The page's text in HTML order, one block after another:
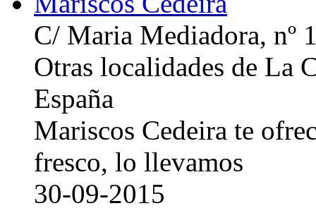
C/ Maria Mediadora, nº
Otras localidades de La
España
Mariscos Cedeira te
fresco, lo llevamos
30-09-2015